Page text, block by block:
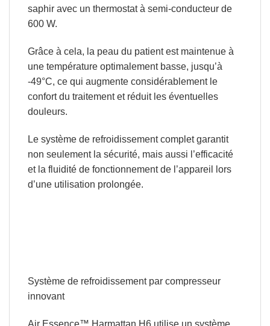
saphir avec un thermostat à semi-conducteur de
600 W.
Grâce à cela, la peau du patient est maintenue à
une température optimalement basse, jusqu’à
-49°C, ce qui augmente considérablement le
confort du traitement et réduit les éventuelles
douleurs.
Le système de refroidissement completgarantit
non seulement la sécurité, mais aussi l’efficacité
et la fluidité de fonctionnement de l’appareil lors
d’une utilisation prolongée.
Système de refroidissement par compresseur
innovant
Air Essence™ Harmattan H6utilise un système